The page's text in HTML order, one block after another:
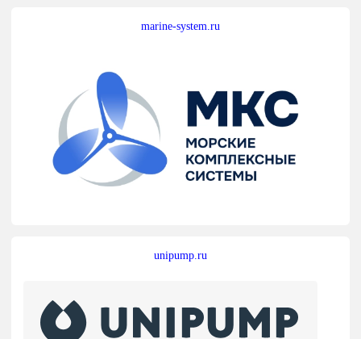
marine-system.ru
unipump.ru